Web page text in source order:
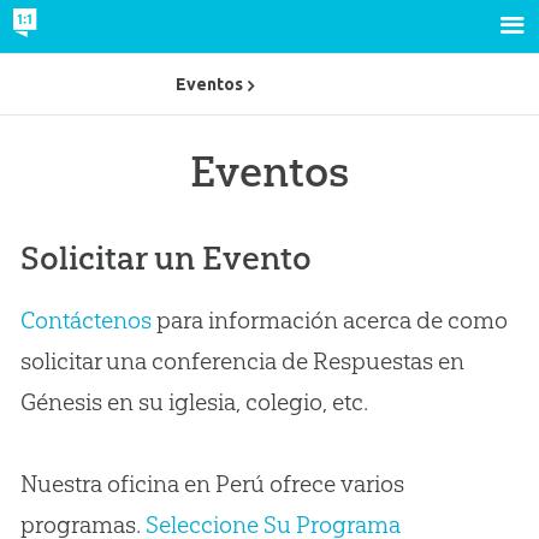
Eventos
Solicitar un Evento
Contáctenospara información acerca de como
solicitar una conferencia de Respuestas en
Génesis en su iglesia, colegio, etc.
Nuestra oficina en Perú ofrece varios
programas. Seleccione Su Programa
Eventos